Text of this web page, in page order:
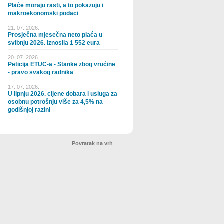
Plaće moraju rasti, a to pokazuju i
makroekonomski podaci
21. 07. 2026.
Prosječna mjesečna neto plaća u
svibnju 2026. iznosila 1 552 eura
20. 07. 2026.
Peticija ETUC-a - Stanke zbog vrućine
- pravo svakog radnika
17. 07. 2026.
U lipnju 2026. cijene dobara i usluga za
osobnu potrošnju više za 4,5% na
godišnjoj razini
Povratak na vrh